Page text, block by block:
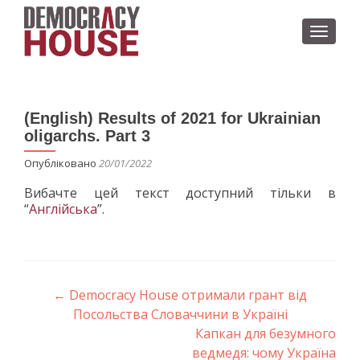
(English) Results of 2021 for Ukrainian
oligarchs. Part 3
Опубліковано 20/01/2022
Вибачте цей текст доступний тільки в
“Англійська”.
Навігація по запису
← Democracy House отримали грант від
Посольства Словаччини в Україні
Капкан для безумного
ведмедя: чому Україна